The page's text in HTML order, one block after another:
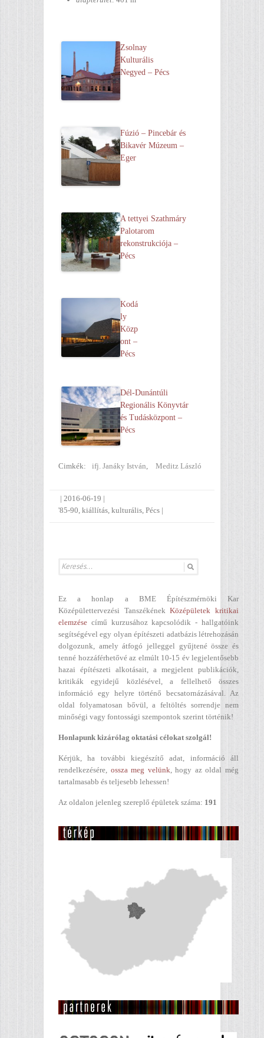
Zsolnay
Kulturális
Negyed – Pécs
Fúzió – Pincebár és
Bikavér Múzeum –
Eger
A tettyei Szathmáry
Palotarom
rekonstrukciója –
Pécs
Kodá
ly
Közp
ont –
Pécs
Dél-Dunántúli
Regionális Könyvtár
és Tudásközpont –
Pécs
Cimkék: ifj. Janáky István Meditz László
| 2016-06-19 |
'85-90 kiállítás kulturális Pécs |
Ez a honlap a BME Építészmérnöki Kar
Középülettervezési TanszékénekKözépületek kritikai
elemzése című kurzusához kapcsolódik - hallgatóink
segítségével egy olyan építészeti adatbázis létrehozásán
dolgozunk, amely átfogó jelleggel gyűjtené össze és
tenné hozzáférhetővé az elmúlt 10-15 év legjelentősebb
hazai építészeti alkotásait, a megjelent publikációk,
kritikák egyidejű közlésével, a fellelhető összes
információ egy helyre történő becsatornázásával. Az
oldal folyamatosan bővül, a feltöltés sorrendje nem
minőségi vagy fontossági szempontok szerint történik!
Honlapunk kizárólag oktatási célokat szolgál!
Kérjük, ha további kiegészítő adat, információ áll
rendelkezésére, ossza meg velünk , hogy az oldal még
tartalmasabb és teljesebb lehessen!
Az oldalon jelenleg szereplő épületek száma: 191